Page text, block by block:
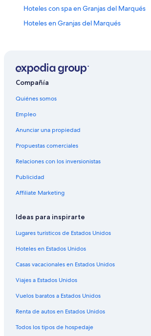
Hoteles con spa en Granjas del Marqués
Hoteles en Granjas del Marqués
Apartamentos en Bahía Puerto Marqués
Hoteles de ski en Bahía Puerto Marqués
Hoteles de lujo en Bahía Puerto Marqués
Hoteles baratos en Bahía Puerto Marqués
Hoteles boutique en Bahía Puerto Marqués
Hoteles cerca de Playa Majahua
Hoteles 3 estrellas en Punta Diamante
Apartamentos en Punta Diamante
Compañía
Quiénes somos
Empleo
Anunciar una propiedad
Propuestas comerciales
Relaciones con los inversionistas
Publicidad
Affiliate Marketing
Ideas para inspirarte
Lugares turísticos de Estados Unidos
Hoteles en Estados Unidos
Casas vacacionales en Estados Unidos
Viajes a Estados Unidos
Vuelos baratos a Estados Unidos
Renta de autos en Estados Unidos
Todos los tipos de hospedaje